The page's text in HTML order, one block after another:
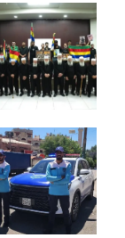
جرمانا
الخارجي
أمان
سوريا